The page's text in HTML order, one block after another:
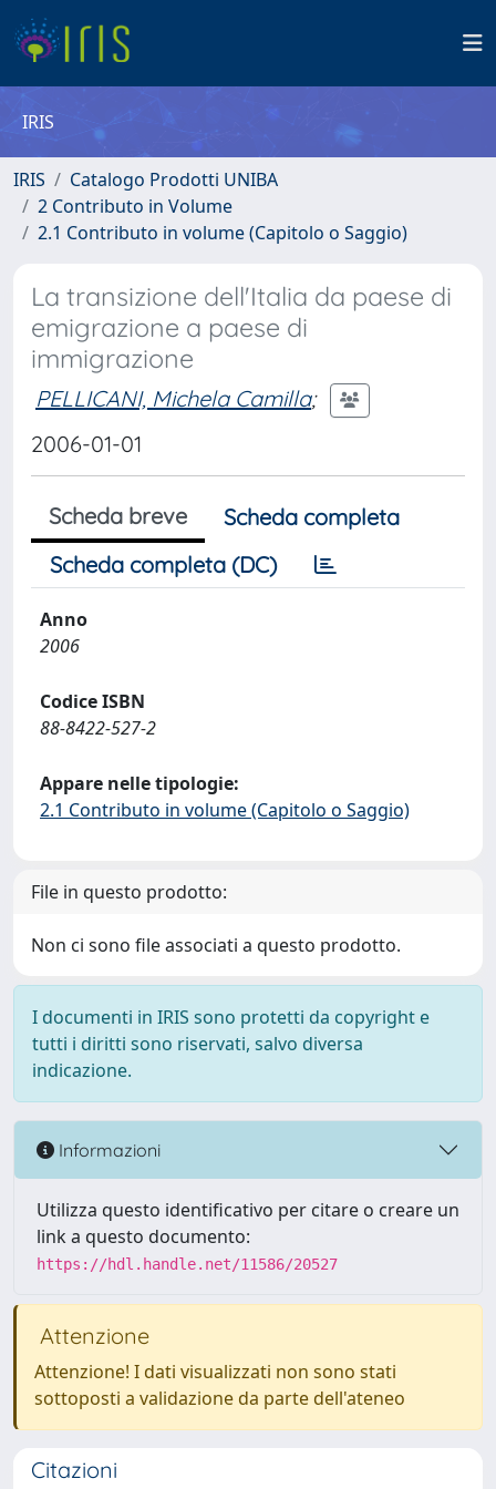
IRIS
IRIS
Catalogo Prodotti UNIBA
2 Contributo in Volume
2.1 Contributo in volume (Capitolo o Saggio)
La transizione dell'Italia da paese di
emigrazione a paese di
immigrazione
PELLICANI, Michela Camilla;
2006-01-01
Scheda breve
Scheda completa
Scheda completa (DC)
Anno
2006
Codice ISBN
88-8422-527-2
Appare nelle tipologie:
2.1 Contributo in volume (Capitolo o Saggio)
File in questo prodotto:
Non ci sono file associati a questo prodotto.
I documenti in IRIS sono protetti da copyright e
tutti i diritti sono riservati, salvo diversa
indicazione.
Informazioni
Utilizza questo identificativo per citare o creare un
link a questo documento:
https://hdl.handle.net/11586/20527
Attenzione
Attenzione! I dati visualizzati non sono stati
sottoposti a validazione da parte dell'ateneo
Citazioni